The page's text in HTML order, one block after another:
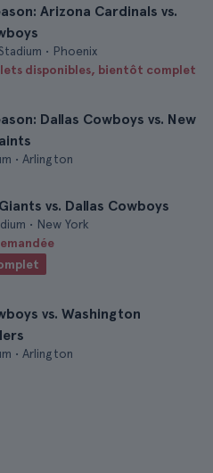
Arizona Cardinals vs.
• Phoenix
disponibles, bientôt complet
Dallas Cowboys vs. New
• Arlington
vs. Dallas Cowboys
• New York
vs. Washington
• Arlington